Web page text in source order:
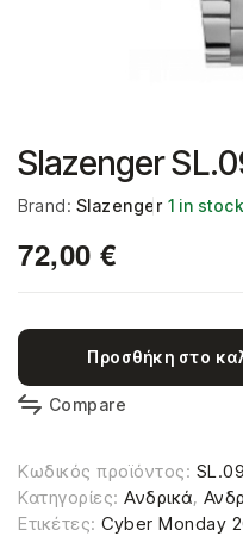
Slazenger
Brand: Slazenger 1 in stock
72,00 €
Προσθήκη στο
Compare
Κωδικός προϊόντος:
Κατηγορίες: Ανδρικά,
Ετικέτες: Cyber Monday